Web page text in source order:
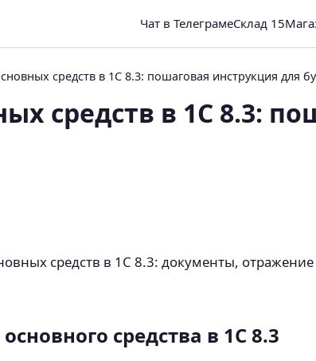
Чат в ТелеграмеСклад 15
средств в 1С 8.3: пошаговая инструкция для
средств в 1С 8.3:
средств в 1С 8.3: документы,
средства в 1С 8.3